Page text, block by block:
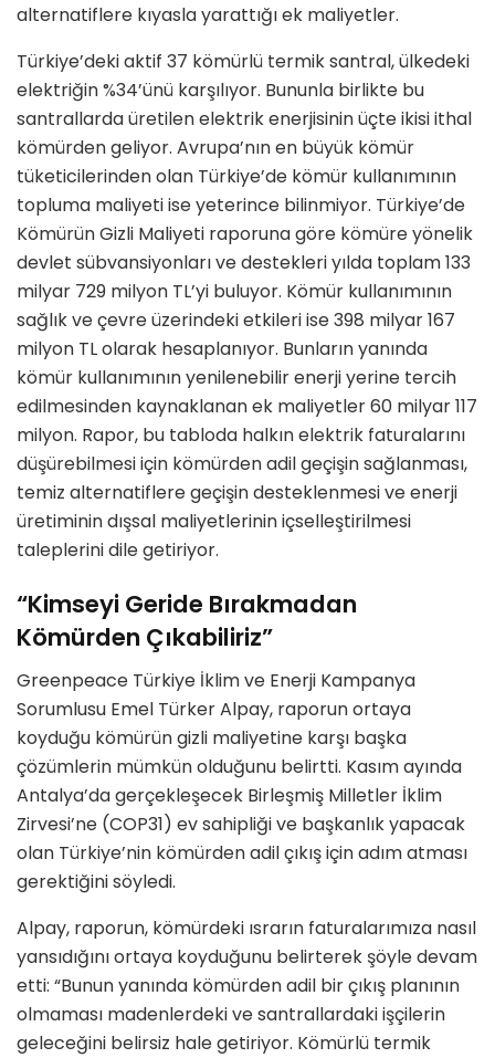
alternatiflere kıyasla yarattığı ek maliyetler.
Türkiye’deki aktif 37 kömürlü termik santral, ülkedeki
elektriğin %34’ünü karşılıyor. Bununla birlikte bu
santrallarda üretilen elektrik enerjisinin üçte ikisi ithal
kömürden geliyor. Avrupa’nın en büyük kömür
tüketicilerinden olan Türkiye’de kömür kullanımının
topluma maliyeti ise yeterince bilinmiyor. Türkiye’de
Kömürün Gizli Maliyeti raporuna göre kömüre yönelik
devlet sübvansiyonları ve destekleri yılda toplam 133
milyar 729 milyon TL’yi buluyor. Kömür kullanımının
sağlık ve çevre üzerindeki etkileri ise 398 milyar 167
milyon TL olarak hesaplanıyor. Bunların yanında
kömür kullanımının yenilenebilir enerji yerine tercih
edilmesinden kaynaklanan ek maliyetler 60 milyar 117
milyon. Rapor, bu tabloda halkın elektrik faturalarını
düşürebilmesi için kömürden adil geçişin sağlanması,
temiz alternatiflere geçişin desteklenmesi ve enerji
üretiminin dışsal maliyetlerinin içselleştirilmesi
taleplerini dile getiriyor.
“Kimseyi Geride Bırakmadan
Kömürden Çıkabiliriz”
Greenpeace Türkiye İklim ve Enerji Kampanya
Sorumlusu Emel Türker Alpay, raporun ortaya
koyduğu kömürün gizli maliyetine karşı başka
çözümlerin mümkün olduğunu belirtti. Kasım ayında
Antalya’da gerçekleşecek Birleşmiş Milletler İklim
Zirvesi’ne (COP31) ev sahipliği ve başkanlık yapacak
olan Türkiye’nin kömürden adil çıkış için adım atması
gerektiğini söyledi.
Alpay, raporun, kömürdeki ısrarın faturalarımıza nasıl
yansıdığını ortaya koyduğunu belirterek şöyle devam
etti: “Bunun yanında kömürden adil bir çıkış planının
olmaması madenlerdeki ve santrallardaki işçilerin
geleceğini belirsiz hale getiriyor. Kömürlü termik